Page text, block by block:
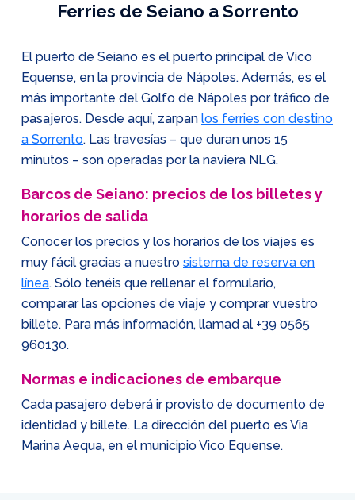
Ferries de Seiano a Sorrento
El puerto de Seiano es el puerto principal de Vico
Equense, en la provincia de Nápoles. Además, es el
más importante del Golfo de Nápoles por tráfico de
pasajeros. Desde aquí, zarpan los ferries con destino
a Sorrento. Las travesías – que duran unos 15
minutos – son operadas por la naviera NLG.
Barcos de Seiano: precios de los billetes y
horarios de salida
Conocer los precios y los horarios de los viajes es
muy fácil gracias a nuestro sistema de reserva en
línea. Sólo tenéis que rellenar el formulario,
comparar las opciones de viaje y comprar vuestro
billete. Para más información, llamad al +39 0565
960130.
Normas e indicaciones de embarque
Cada pasajero deberá ir provisto de documento de
identidad y billete. La dirección del puerto es Via
Marina Aequa, en el municipio Vico Equense.